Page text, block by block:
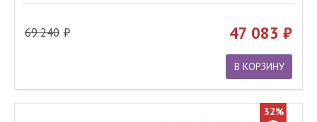
69 240 47 083
В КОРЗИНУ
32%